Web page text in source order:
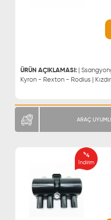
ÜRÜN AÇIKLAMASI: |
Kyron - Rexton - Rodius |
ARAÇ
%4
İndirim